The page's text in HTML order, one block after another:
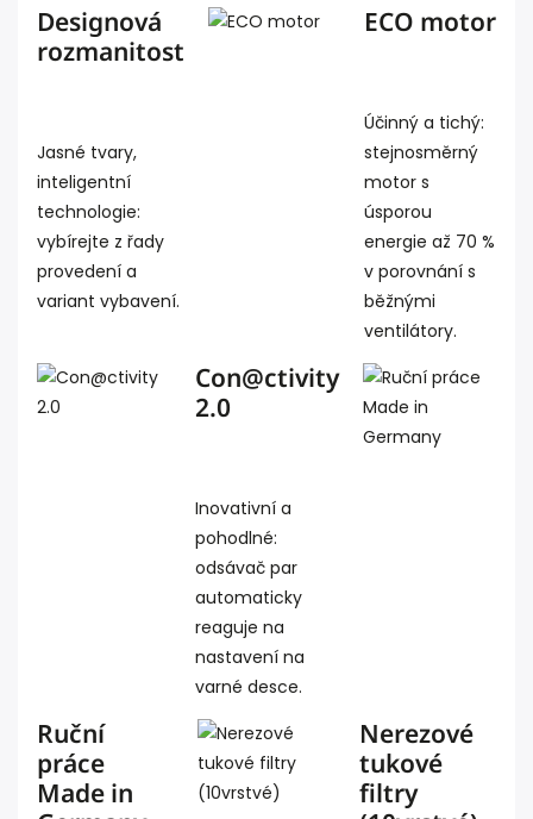
Designová
rozmanitost
Jasné tvary,
inteligentní
technologie:
vybírejte z řady
provedení a
variant vybavení.
ECO motor
Účinný a tichý:
stejnosměrný
motor s
úsporou
energie až 70 %
v porovnání s
běžnými
ventilátory.
Con@ctivity
2.0
Inovativní a
pohodlné:
odsávač par
automaticky
reaguje na
nastavení na
varné desce.
Ruční
práce
Made in
Nerezové
tukové
filtry